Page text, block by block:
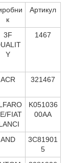
к
Артикул
3F
Y
1467
ACR 321467
FIAT
K051036
00AA
AND
3C81901
5